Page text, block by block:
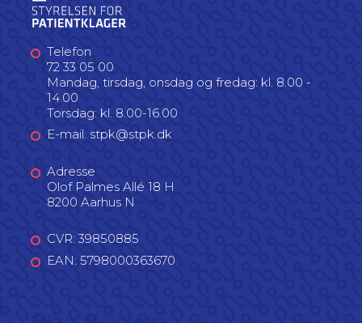
Telefon
72 33 05 00
Mandag, tirsdag, onsdag og fredag: kl. 8.00 -
14.00
Torsdag: kl. 8.00-16.00
E-mail: stpk@stpk.dk
Adresse
Olof Palmes Allé 18 H
8200 Aarhus N
CVR: 39850885
EAN: 5798000363670